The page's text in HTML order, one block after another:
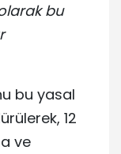
bu
bu yasal
12
ve